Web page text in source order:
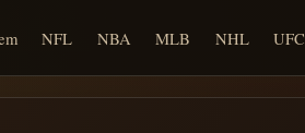
NFL NBA MLB NHL UFC